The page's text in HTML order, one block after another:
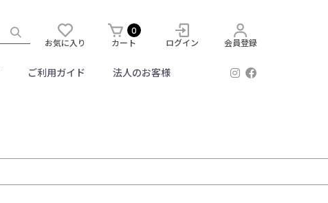
お気に入り
0
カート ログイン 会員登録
ご利用ガイド 法人のお客様